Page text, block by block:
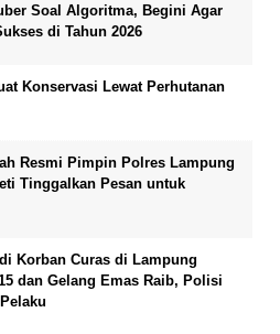
Soal Algoritma, Begini Agar
di Tahun 2026
Konservasi Lewat Perhutanan
Resmi Pimpin Polres Lampung
Tinggalkan Pesan untuk
Korban Curas di Lampung
dan Gelang Emas Raib, Polisi